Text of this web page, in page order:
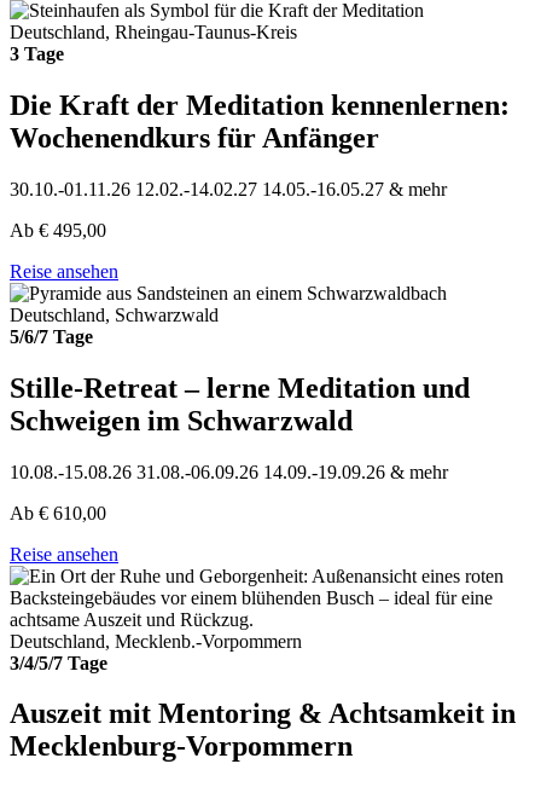
Deutschland, Rheingau-Taunus-Kreis
3 Tage
Die Kraft der Meditation kennenlernen:
Wochenendkurs für Anfänger
30.10.-01.11.26 12.02.-14.02.27 14.05.-16.05.27 & mehr
Ab € 495,00
Reise ansehen
Deutschland, Schwarzwald
5/6/7 Tage
Stille-Retreat – lerne Meditation und
Schweigen im Schwarzwald
10.08.-15.08.26 31.08.-06.09.26 14.09.-19.09.26 & mehr
Ab € 610,00
Reise ansehen
Deutschland, Mecklenb.-Vorpommern
3/4/5/7 Tage
Auszeit mit Mentoring & Achtsamkeit in
Mecklenburg-Vorpommern